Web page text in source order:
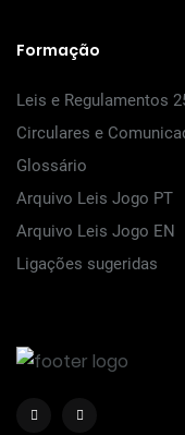
Formação
Leis e Regulamentos
Circulares e
Glossário
Arquivo Leis Jogo PT
Arquivo Leis Jogo EN
Ligações sugeridas